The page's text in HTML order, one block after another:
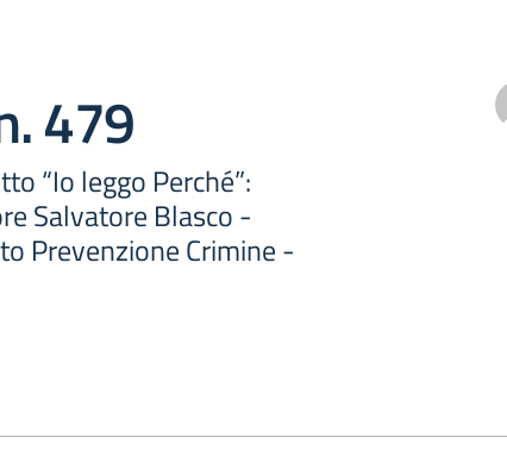
479
“Io leggo Perché”:
Salvatore Blasco -
Prevenzione Crimine -